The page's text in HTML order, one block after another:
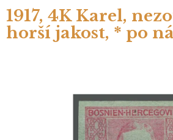
1917, 4K Karel,
horší jakost, * po